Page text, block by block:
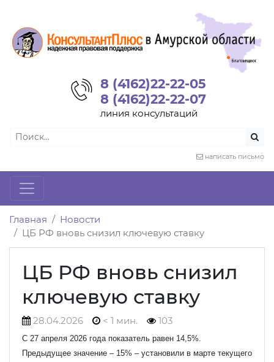
8 (4162)22-22-05
8 (4162)22-22-07
линия консультаций
написать письмо
Главная
Новости
ЦБ РФ вновь снизил ключевую ставку
ЦБ РФ вновь снизил
ключевую ставку
28.04.2026 < 1 мин. 103
С 27 апреля 2026 года показатель равен 14,5%.
Предыдущее значение – 15% – установили в марте текущего